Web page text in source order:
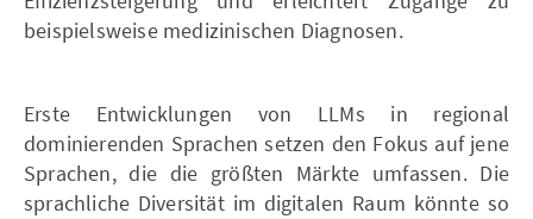
beispielsweise medizinischen Diagnosen.
Erste Entwicklungen von LLMs in regional
dominierenden Sprachen setzen den Fokus auf jene
Sprachen, die die größten Märkte umfassen. Die
sprachliche Diversität im digitalen Raum könnte so